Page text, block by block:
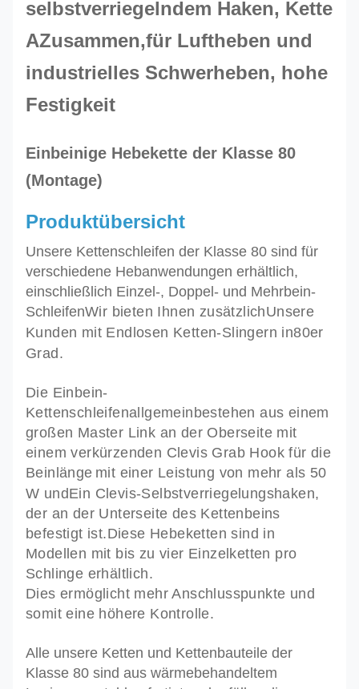
selbstverriegelndem Haken, Kette
AZusammen,für Luftheben und
industrielles Schwerheben, hohe
Festigkeit
Einbeinige Hebekette der Klasse 80
(Montage)
Produktübersicht
Unsere Kettenschleifen der Klasse 80 sind für
verschiedene Hebanwendungen erhältlich,
einschließlich Einzel-, Doppel- und Mehrbein-
SchleifenWir bieten Ihnen zusätzlichUnsere
Kunden mit Endlosen Ketten-Slingern in80er
Grad.
Die Einbein-
Kettenschleifenallgemein bestehen aus einem
großen Master Link an der Oberseite mit
einem verkürzenden Clevis Grab Hook für die
Beinlänge mit einer Leistung von mehr als 50
W undEin Clevis-Selbstverriegelungshaken,
der an der Unterseite des Kettenbeins
befestigt ist.Diese Hebeketten sind in
Modellen mit bis zu vier Einzelketten pro
Schlinge erhältlich.
Dies ermöglicht mehr Anschlusspunkte und
somit eine höhere Kontrolle.
Alle unsere Ketten und Kettenbauteile der
Klasse 80 sind aus wärmebehandeltem